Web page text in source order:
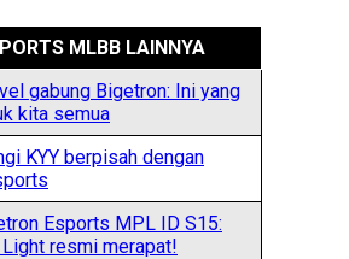
MLBB LAINNYA
gabung Bigetron: Ini yang
kita semua
KYY berpisah dengan
Esports MPL ID S15:
resmi merapat!